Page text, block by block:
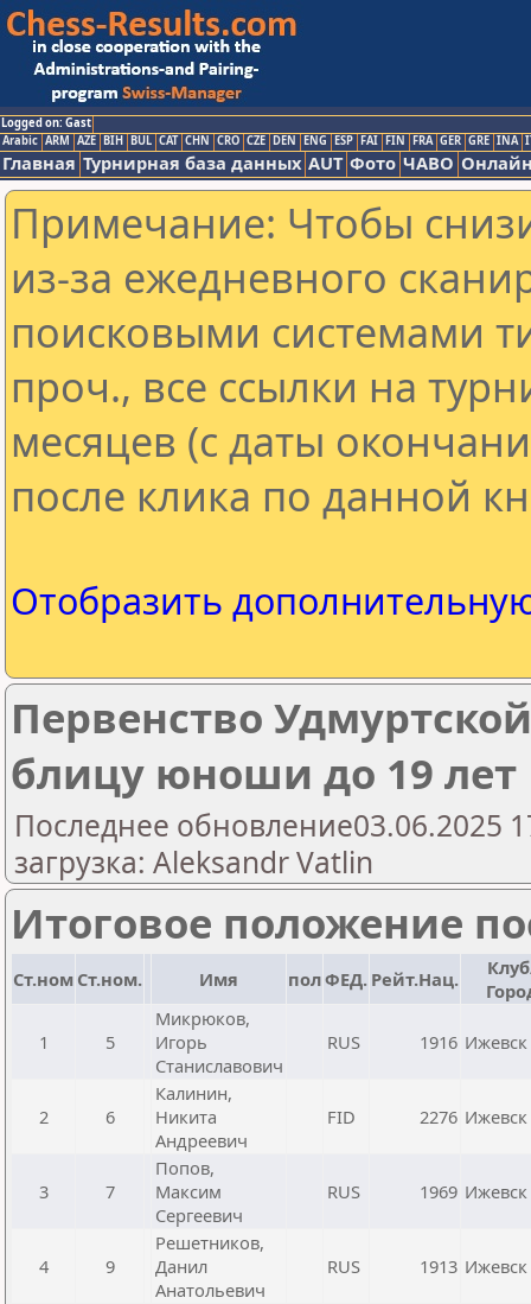
Logged on: Gast
Arabic ARM AZE BIH BUL CAT CHN CRO CZE DEN ENG ESP FAI FIN FRA GER GRE INA
Главная Турнирная база данных AUT Фото ЧАВО
Примечание: Чтобы
из-за ежедневного
поисковыми системами
проч., все ссылки на
месяцев (с даты
после клика по данной
Отобразить
Первенство
блицу юноши до 19 лет
Последнее обновление03.06.2025
загрузка: Aleksandr Vatlin
Итоговое положение
Ст.ном Ст.ном. Имя полФЕД. Рейт.Нац.
1 5
Микрюков,
Игорь
Станиславович
RUS 1916 Ижевск
2 6
Калинин,
Никита
Андреевич
FID 2276 Ижевск
3 7
Попов,
Максим
Сергеевич
RUS 1969 Ижевск
4 9
Решетников,
Данил
Анатольевич
RUS 1913 Ижевск